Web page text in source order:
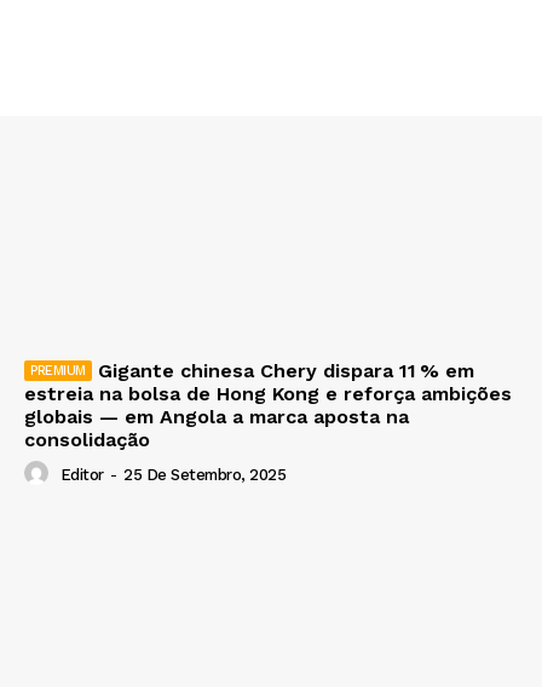
Gigante chinesa Chery dispara 11 % em
estreia na bolsa de Hong Kong e reforça ambições
globais — em Angola a marca aposta na
consolidação
Editor - 25 De Setembro, 2025